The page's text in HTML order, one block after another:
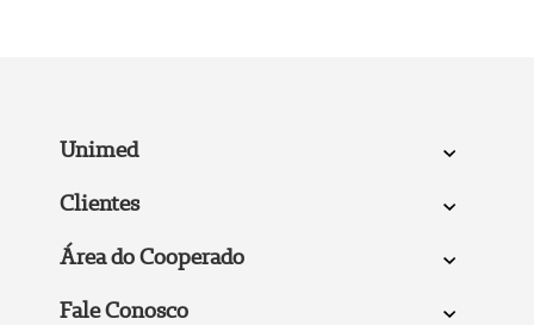
Unimed
Clientes
Área do Cooperado
Fale Conosco